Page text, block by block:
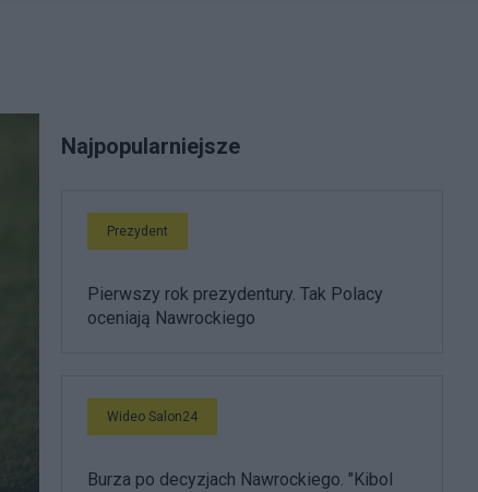
Najpopularniejsze
Prezydent
Pierwszy rok prezydentury. Tak Polacy
oceniają Nawrockiego
Wideo Salon24
Burza po decyzjach Nawrockiego. "Kibol